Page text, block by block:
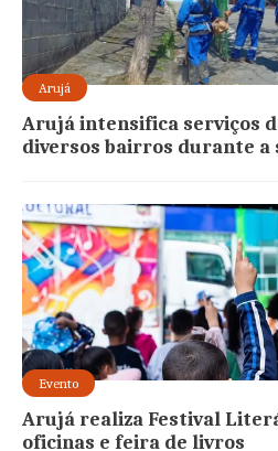
Arujá
Arujá intensifica serviços
diversos bairros durante a
Evento
Arujá realiza Festival
oficinas e feira de livros